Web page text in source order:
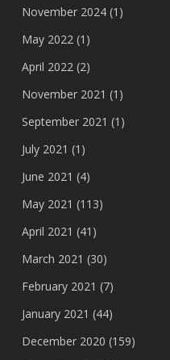
November 2024(1)
May 2022(1)
April 2022(2)
November 2021 (1)
September 2021 (1)
July 2021 (1)
June 2021 (4)
May 2021 (113)
April 2021 (41)
March 2021 (30)
February 2021 (7)
January 2021 (44)
December 2020 (159)